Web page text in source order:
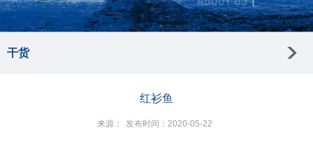
干货
红衫鱼
来源： 发布时间：2020-05-22